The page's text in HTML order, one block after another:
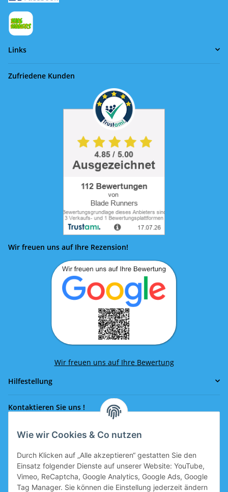
Wie wir Cookies & Co nutzen
Durch Klicken auf „Alle akzeptieren“ gestatten Sie den
Einsatz folgender Dienste auf unserer Website: YouTube,
Vimeo, ReCaptcha, Google Analytics, Google Ads, Google
Tag Manager. Sie können die Einstellung jederzeit ändern
Links
Zufriedene Kunden
Wir freuen uns auf Ihre Rezension!
Wir freuen uns auf Ihre Bewertung
Hilfestellung
Kontaktieren Sie uns !
Rufen Sie uns an!
office@eissport.at
Mitglied der WKO